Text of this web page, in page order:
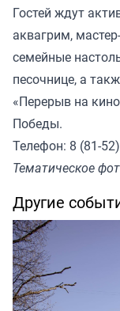
Гостей ждут
аквагрим,
семейные
песочнице, а
«Перерыв на
Победы.
Телефон: 8 (81-
Тематическое
Другие